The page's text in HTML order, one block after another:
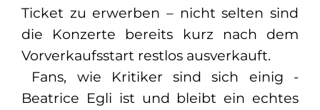
Ticket zu erwerben – nicht selten sind
die Konzerte bereits kurz nach dem
Vorverkaufsstart restlos ausverkauft.
Fans, wie Kritiker sind sich einig -
Beatrice Egli ist und bleibt ein echtes